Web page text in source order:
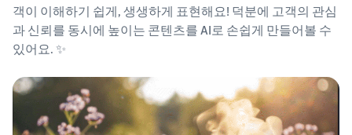
객이 이해하기 쉽게, 생생하게 표현해요! 덕분에 고객의 관심
과 신뢰를 동시에 높이는 콘텐츠를 AI로 손쉽게 만들어볼 수
있어요. ✨